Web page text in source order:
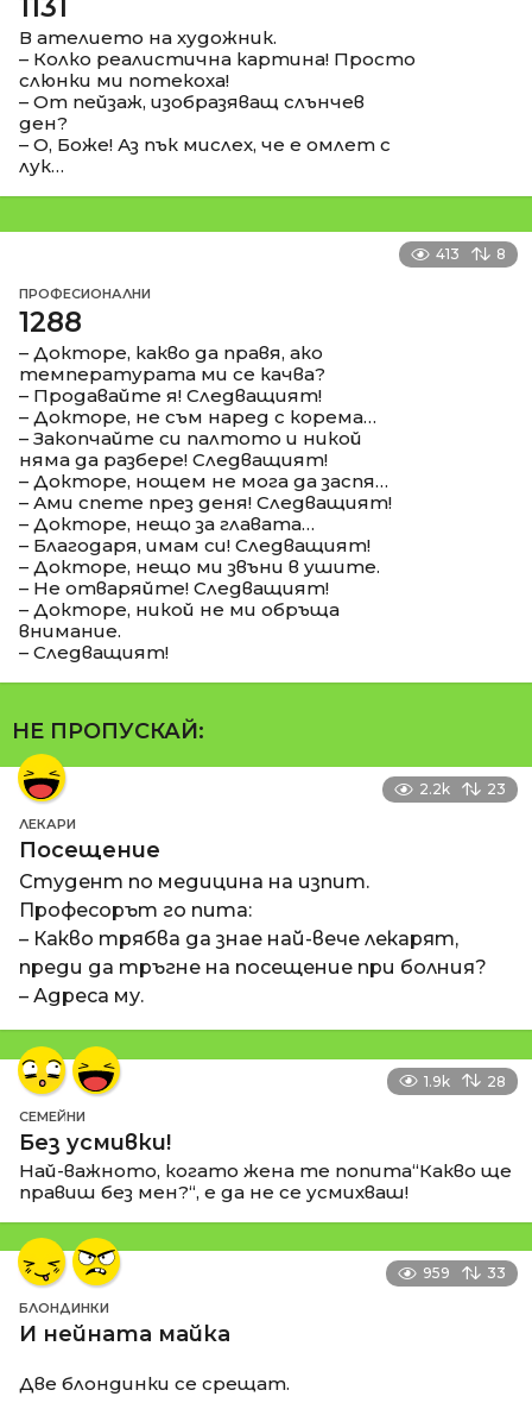
1131
В ателието на художник.
– Колко реалистична картина! Просто
слюнки ми потекоха!
– От пейзаж, изобразяващ слънчев
ден?
– О, Боже! Аз пък мислех, че е омлет с
лук…
413 8
ПРОФЕСИОНАЛНИ
1288
– Докторе, какво да правя, ако
температурата ми се качва?
– Продавайте я! Следващият!
– Докторе, не съм наред с корема…
– Закопчайте си палтото и никой
няма да разбере! Следващият!
– Докторе, нощем не мога да заспя…
– Ами спете през деня! Следващият!
– Докторе, нещо за главата…
– Благодаря, имам си! Следващият!
– Докторе, нещо ми звъни в ушите.
– Не отваряйте! Следващият!
– Докторе, никой не ми обръща
внимание.
– Следващият!
НЕ ПРОПУСКАЙ:
2.2k 23
ЛЕКАРИ
Посещение
Студент по медицина на изпит.
Професорът го пита:
– Какво трябва да знае най-вече лекарят,
преди да тръгне на посещение при болния?
– Адреса му.
1.9k 28
СЕМЕЙНИ
Без усмивки!
Най-важното, когато жена те попита“Какво ще
правиш без мен?“, е да не се усмихваш!
959 33
БЛОНДИНКИ
И нейната майка
Две блондинки се срещат.